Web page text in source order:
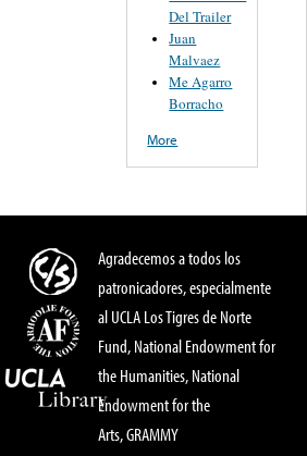
Del Trailer
Juan
Malvaez
Me Agarro
Borracho
More
Agradecemos a todos los
patronicadores, especialmente
al UCLA Los Tigres de Norte
Fund, National Endowment for
the Humanities, National
Endowment for the
Arts, GRAMMY